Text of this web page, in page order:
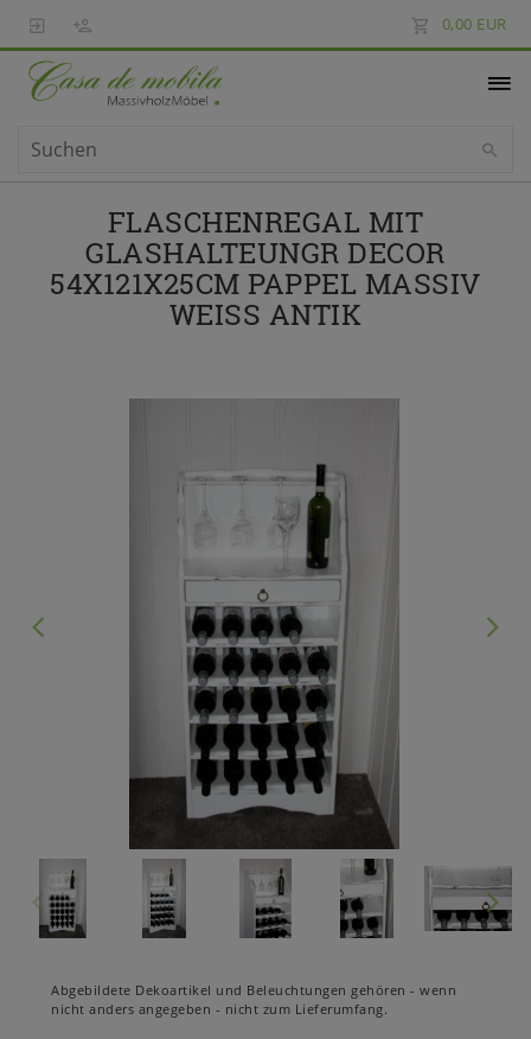
0,00 EUR
FLASCHENREGAL MIT
GLASHALTEUNGR DECOR
54X121X25CM PAPPEL MASSIV
WEISS ANTIK
Abgebildete Dekoartikel und Beleuchtungen gehören - wenn
nicht anders angegeben - nicht zum Lieferumfang.